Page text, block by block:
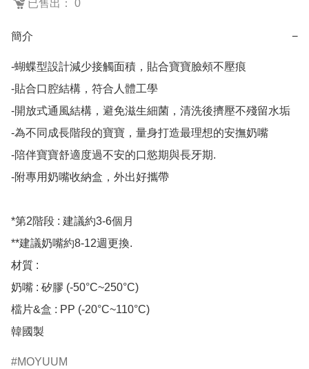
已售出： 0
簡介 −
-蝴蝶型設計減少接觸面積，貼合寶寶臉頰不壓痕
-貼合口腔結構，符合人體工學
-開放式通風結構，避免滋生細菌，清洗後擠壓不殘留水垢
-為不同成長階段的寶寶，量身打造最理想的安撫奶嘴
-陪伴寶寶舒適度過不安的口慾期與長牙期.
-附專用奶嘴收納盒，外出好攜帶
*第2階段 : 建議約3-6個月
**建議奶嘴約8-12週更換.
材質 :
奶嘴 : 矽膠 (-50°C~250°C)
檔片&盒 : PP (-20°C~110°C)
韓國製
MOYUUM